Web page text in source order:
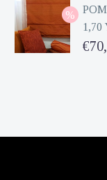
was:
τιμή
€